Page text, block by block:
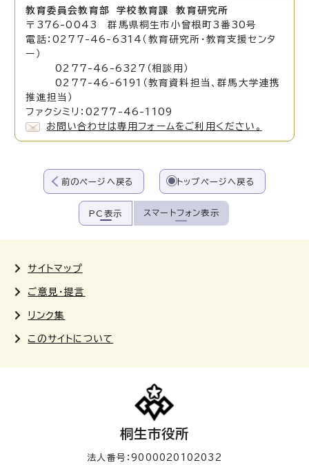
教育委員会教育部 学校教育課 教育研究所
〒376-0043 群馬県桐生市小曾根町3番30号
電話：0277-46-6314（教育研究所・教育支援センタ
ー）
0277-46-6327（相談用）
0277-46-6191（教育資料担当、群馬大学連携
推進担当）
ファクシミリ：0277-46-1109
お問い合わせは専用フォームをご利用ください。
前のページへ戻る トップページへ戻る
PC表示 スマートフォン表示
サイトマップ
ご意見・提言
リンク集
このサイトについて
桐生市役所
法人番号：9000020102032